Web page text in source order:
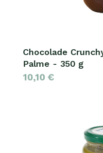
Chocolade
Palme - 350 g
10,10 €